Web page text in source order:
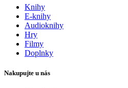
Knihy
E-knihy
Audioknihy
Hry
Filmy
Doplnky
Nakupujte u nás